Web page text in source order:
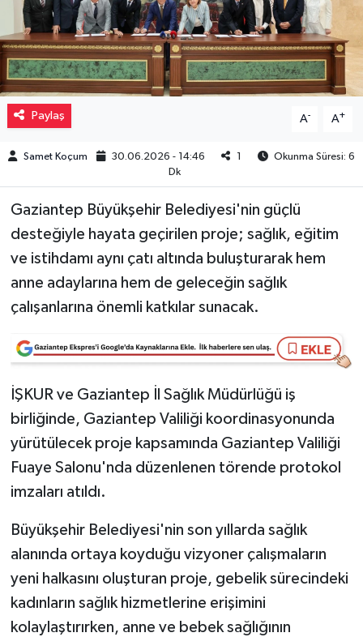
Paylaş A- A+
Samet Koçum 30.06.2026 - 14:46 1
Okunma Süresi: 6
Dk
Gaziantep Büyükşehir Belediyesi'nin güçlü
desteğiyle hayata geçirilen proje; sağlık, eğitim
ve istihdamı aynı çatı altında buluşturarak hem
anne adaylarına hem de geleceğin sağlık
çalışanlarına önemli katkılar sunacak.
İŞKUR ve Gaziantep İl Sağlık Müdürlüğü iş
birliğinde, Gaziantep Valiliği koordinasyonunda
yürütülecek proje kapsamında Gaziantep Valiliği
Fuaye Salonu'nda düzenlenen törende protokol
imzaları atıldı.
Büyükşehir Belediyesi'nin son yıllarda sağlık
alanında ortaya koyduğu vizyoner çalışmaların
yeni halkasını oluşturan proje, gebelik sürecindeki
kadınların sağlık hizmetlerine erişimini
kolaylaştırırken, anne ve bebek sağlığının
Resmi İlanlar
Sağlık
Sinemalar
Teknoloji
Türkiye
Video Haber
Yemek